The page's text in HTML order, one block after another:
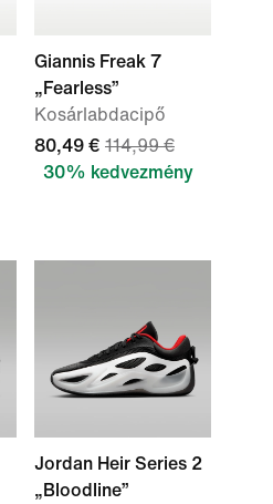
Giannis Freak 7
„Fearless”
Kosárlabdacipő
80,49 € 114,99 €
30% kedvezmény
Jordan Heir Series 2
„Bloodline”